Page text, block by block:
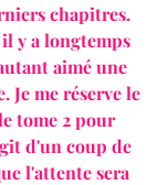
chapitres.
y a longtemps
aimé une
Je me réserve le
tome 2 pour
d'un coup de
l'attente sera